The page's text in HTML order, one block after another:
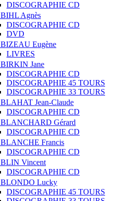
DISCOGRAPHIE CD
BIHL Agnès
DISCOGRAPHIE CD
DVD
BIZEAU Eugène
LIVRES
BIRKIN Jane
DISCOGRAPHIE CD
DISCOGRAPHIE 45 TOURS
DISCOGRAPHIE 33 TOURS
BLAHAT Jean-Claude
DISCOGRAPHIE CD
BLANCHARD Gérard
DISCOGRAPHIE CD
BLANCHE Francis
DISCOGRAPHIE CD
BLIN Vincent
DISCOGRAPHIE CD
BLONDO Lucky
DISCOGRAPHIE 45 TOURS